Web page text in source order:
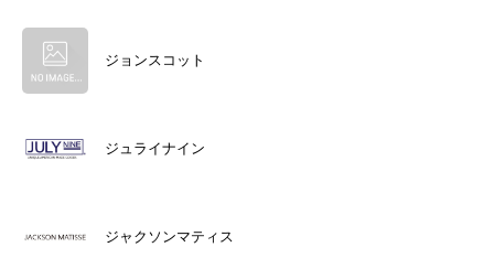
ジョンスコット
ジュライナイン
ジャクソンマティス